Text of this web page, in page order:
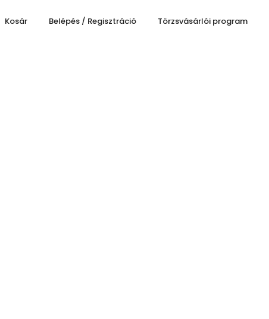
Kosár Belépés / Regisztráció Törzsvásárlói program